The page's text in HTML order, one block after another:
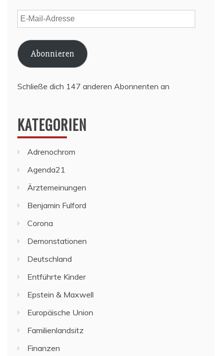
E-
Mail-
Adresse
Abonnieren
Schließe dich 147 anderen Abonnenten an
KATEGORIEN
Adrenochrom
Agenda21
Ärztemeinungen
Benjamin Fulford
Corona
Demonstationen
Deutschland
Entführte Kinder
Epstein & Maxwell
Europäische Union
Familienlandsitz
Finanzen